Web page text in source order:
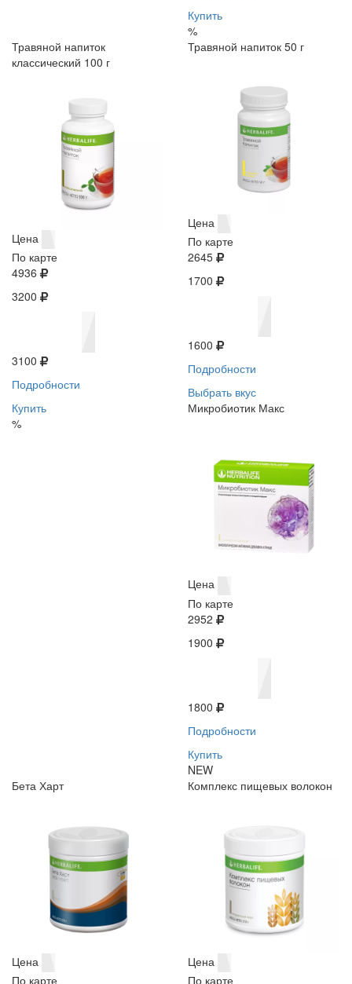
Купить
%
Травяной напиток
классический 100 г
Цена
По карте
4936
3200
3100
Подробности
Купить
%
Травяной напиток 50 г
Цена
По карте
2645
1700
1600
Подробности
Выбрать вкус
Микробиотик Макс
Цена
По карте
2952
1900
1800
Подробности
Купить
NEW
Бета Харт
Цена
По карте
Комплекс пищевых волокон
Цена
По карте